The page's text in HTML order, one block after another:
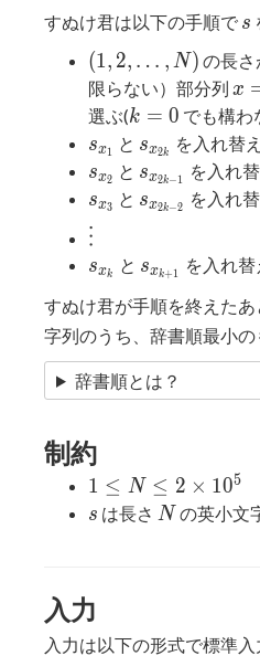
すぬけ君は以下の手順で s
s
(1,2,
\ldots,
N)
(1, 2, … , N) の長さ
限らない）部分列 x
選ぶ(k=0
k = 0 でも構わ
s_{x_1}
sx1 と s_{x_{2k}}
sx2k を入れ替
s_{x_2}
sx2 と s_{x_{2k-
1}}
sx2k−1 を入れ替
s_{x_3}
sx3 と s_{x_{2k-
sx2k−2 を入れ替
\vdots
⋮
s_{x_{k}}
sxk と sxk+1
を入れ替
すぬけ君が手順を終えたあ
字列のうち、辞書順最小の
辞書順とは？
制約
1 \leq
N \leq
1 ≤ N ≤ 2 × 105
s
s は長さ N
N の英小文
入力
入力は以下の形式で標準入